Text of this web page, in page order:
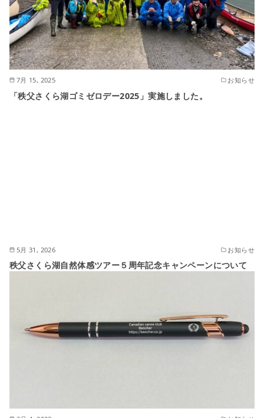
7月 15, 2025 お知らせ
「秩父さくら湖ゴミゼロデー2025」実施しました。
5月 31, 2026 お知らせ
秩父さくら湖自然体感ツアー５周年記念キャンペーンについて